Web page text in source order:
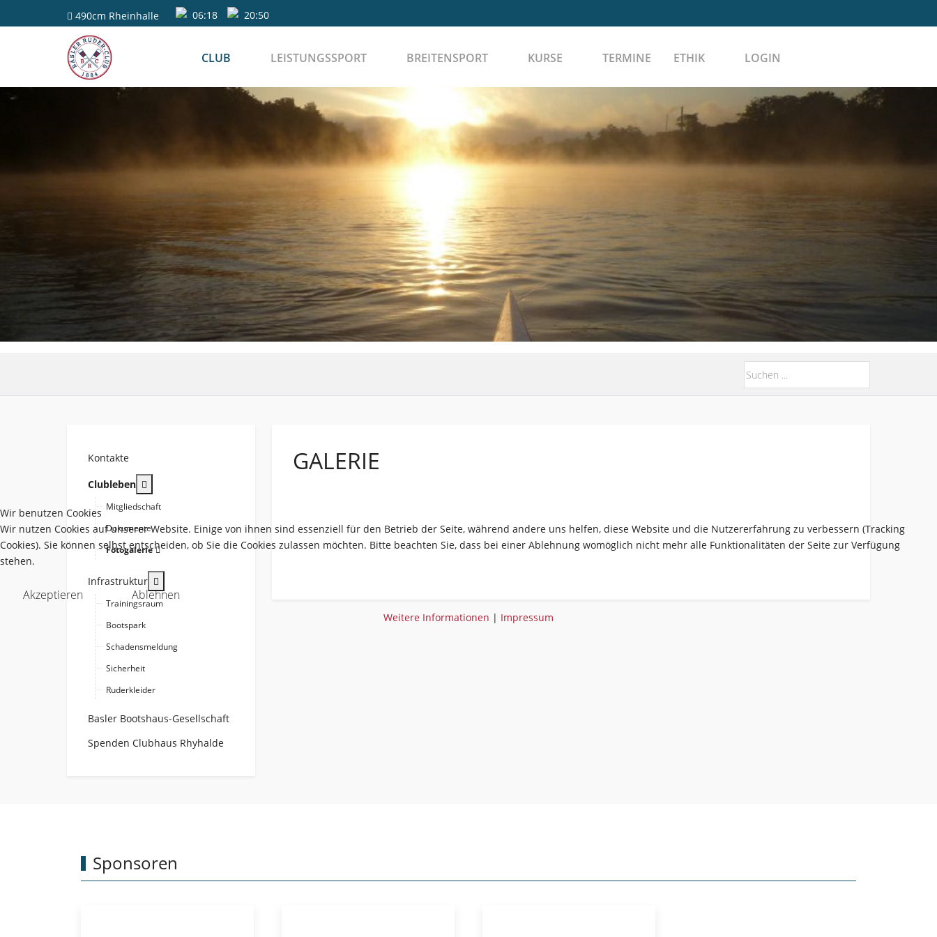
490cm Rheinhalle 06:18 20:50
CLUB LEISTUNGSSPORT BREITENSPORT KURSE TERMINE ETHIK LOGIN
Kontakte
Clubleben
Mitgliedschaft
Dokumente
Fotogalerie
Infrastruktur
Trainingsraum
Bootspark
Schadensmeldung
Sicherheit
Ruderkleider
Basler Bootshaus-Gesellschaft
Spenden Clubhaus Rhyhalde
GALERIE
Sponsoren
Wir benutzen Cookies
Wir nutzen Cookies auf unserer Website. Einige von ihnen sind essenziell für den Betrieb der Seite, während andere uns helfen, diese Website und die Nutzererfahrung zu verbessern (Tracking
Cookies). Sie können selbst entscheiden, ob Sie die Cookies zulassen möchten. Bitte beachten Sie, dass bei einer Ablehnung womöglich nicht mehr alle Funktionalitäten der Seite zur Verfügung
stehen.
Akzeptieren Ablehnen
Weitere Informationen | Impressum